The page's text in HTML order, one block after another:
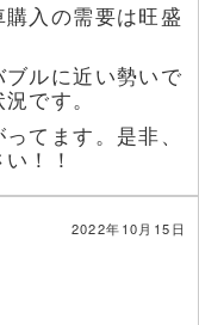
入の需要は旺盛
ルに近い勢いで
です。
てます。是非、
！！
2022年10月15日